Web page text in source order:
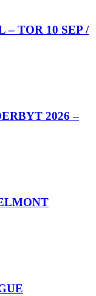
TOR 10 SEP /
2026 –